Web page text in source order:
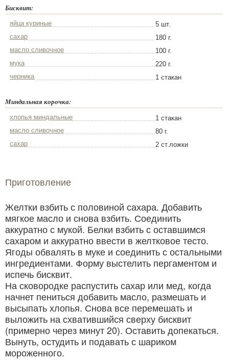
Бисквит:
яйца куриные
5 шт.
сахар
180 г.
масло сливочное
100 г.
мука
220 г.
черника
1 стакан
Миндальная корочка:
хлопья миндальные
1 стакан
масло сливочное
80 г.
сахар
2 ст.ложки
Приготовление
Желтки взбить с половиной сахара. Добавить
мягкое масло и снова взбить. Соединить
аккуратно с мукой. Белки взбить с оставшимся
сахаром и аккуратно ввести в желтковое тесто.
Ягоды обвалять в муке и соединить с остальными
ингредиентами. Форму выстелить пергаментом и
испечь бисквит.
На сковородке распустить сахар или мед, когда
начнет пениться добавить масло, размешать и
высыпать хлопья. Снова все перемешать и
выложить на схватившийся сверху бисквит
(примерно через минут 20). Оставить допекаться.
Вынуть, остудить и подавать с шариком
мороженного.